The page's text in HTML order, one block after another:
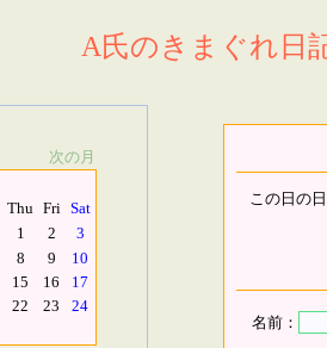
A氏のきまぐれ日
次の月
Thu Fri Sat
1
2
3
8 9
10
15 16
17
22 23
24
この日の
名前：